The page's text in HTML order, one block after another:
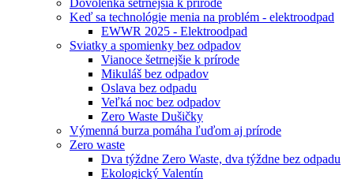
Dovolenka šetrnejšia k prírode
Keď sa technológie menia na problém - elektroodpad
EWWR 2025 - Elektroodpad
Sviatky a spomienky bez odpadov
Vianoce šetrnejšie k prírode
Mikuláš bez odpadov
Oslava bez odpadu
Veľká noc bez odpadov
Zero Waste Dušičky
Výmenná burza pomáha ľuďom aj prírode
Zero waste
Dva týždne Zero Waste, dva týždne bez odpadu
Ekologický Valentín